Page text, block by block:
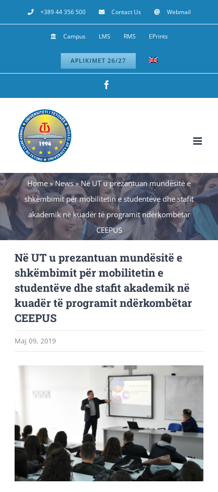
to
+389 44 356 500 Contact Us Webmail
Campus LMS RMS EPrints
APLIKIMET 26/27
Home»News»Në UT u prezantuan mundësitë e
shkëmbimit për mobilitetin e studentëve dhe stafit
akademik në kuadër të programit ndërkombëtar
CEEPUS
Në UT u prezantuan mundësitë e
shkëmbimit për mobilitetin e
studentëve dhe stafit akademik në
kuadër të programit ndërkombëtar
CEEPUS
Maj 09, 2019